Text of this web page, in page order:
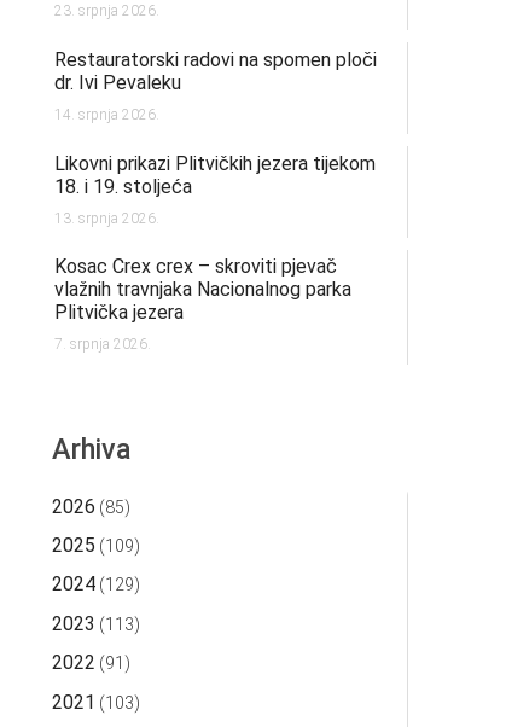
23. srpnja 2026.
Restauratorski radovi na spomen ploči
dr. Ivi Pevaleku
14. srpnja 2026.
Likovni prikazi Plitvičkih jezera tijekom
18. i 19. stoljeća
13. srpnja 2026.
Kosac Crex crex – skroviti pjevač
vlažnih travnjaka Nacionalnog parka
Plitvička jezera
7. srpnja 2026.
Arhiva
2026 (85)
2025 (109)
2024 (129)
2023 (113)
2022 (91)
2021 (103)